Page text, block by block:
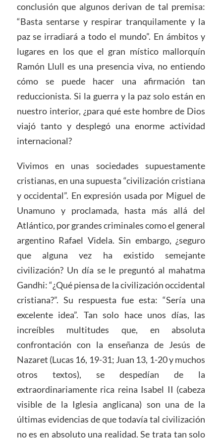
conclusión que algunos derivan de tal premisa:
“Basta sentarse y respirar tranquilamente y la
paz se irradiará a todo el mundo”. En ámbitos y
lugares en los que el gran místico mallorquín
Ramón Llull es una presencia viva, no entiendo
cómo se puede hacer una afirmación tan
reduccionista. Si la guerra y la paz solo están en
nuestro interior, ¿para qué este hombre de Dios
viajó tanto y desplegó una enorme actividad
internacional?
Vivimos en unas sociedades supuestamente
cristianas, en una supuesta “civilización cristiana
y occidental”. En expresión usada por Miguel de
Unamuno y proclamada, hasta más allá del
Atlántico, por grandes criminales como el general
argentino Rafael Videla. Sin embargo, ¿seguro
que alguna vez ha existido semejante
civilización? Un día se le preguntó al mahatma
Gandhi: “¿Qué piensa de la civilización occidental
cristiana?”. Su respuesta fue esta: “Sería una
excelente idea”. Tan solo hace unos días, las
increíbles multitudes que, en absoluta
confrontación con la enseñanza de Jesús de
Nazaret (Lucas 16, 19-31; Juan 13, 1-20 y muchos
otros textos), se despedían de la
extraordinariamente rica reina Isabel II (cabeza
visible de la Iglesia anglicana) son una de la
últimas evidencias de que todavía tal civilización
no es en absoluto una realidad. Se trata tan solo